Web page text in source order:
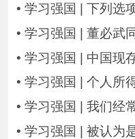
• 学习强国 | 下列选
• 学习强国 | 董必武
• 学习强国 | 中国现
• 学习强国 | 个人所
• 学习强国 | 我们经
• 学习强国 | 被认为